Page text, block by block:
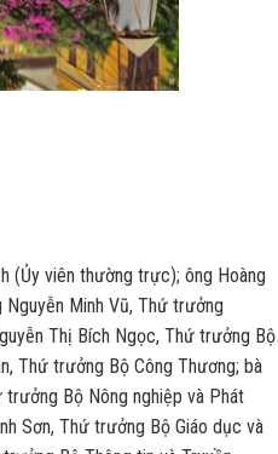
(Ủy viên thường trực); ông Hoàng
Nguyễn Minh Vũ, Thứ trưởng
Thị Bích Ngọc, Thứ trưởng Bộ
Thứ trưởng Bộ Công Thương; bà
trưởng Bộ Nông nghiệp và Phát
Sơn, Thứ trưởng Bộ Giáo dục và